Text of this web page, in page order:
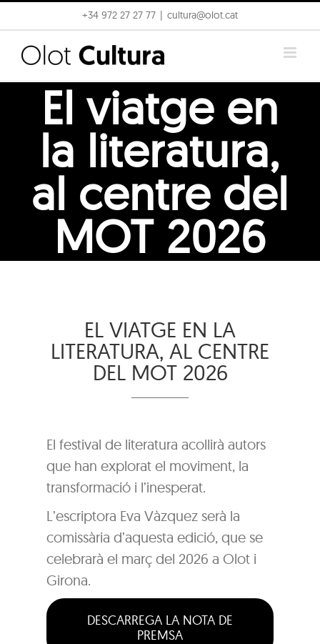
to
content
+34 972 27 27 77 cultura@olot.cat
El viatge en
la literatura,
al centre del
MOT 2026
EL VIATGE EN LA
LITERATURA, AL CENTRE
DEL MOT 2026
El festival de literatura acollirà autors
que han explorat el moviment, la
transformació i l’inesperat.
L’escriptora Eva Vàzquez serà la
comissària d’aquesta edició, que se
celebrarà el març del 2026 a Olot i
Girona.
DESCARREGA LA NOTA DE
PREMSA